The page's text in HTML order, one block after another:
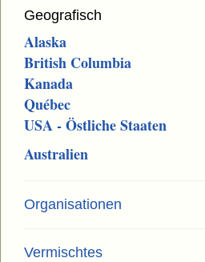
Geografisch
Alaska
British Columbia
Kanada
Québec
USA - Östliche Staaten
Australien
Organisationen
Vermischtes